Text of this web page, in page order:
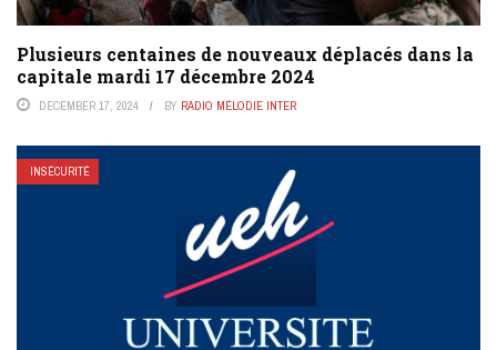
Plusieurs centaines de nouveaux déplacés dans la
capitale mardi 17 décembre 2024
DECEMBER 17, 2024 BY RADIO MÉLODIE INTER
INSÉCURITÉ